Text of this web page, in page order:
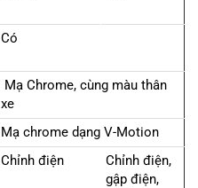
Có
Mạ Chrome, cùng màu thân
xe
Mạ chrome dạng V-Motion
Chỉnh điện
Chỉnh điện,
gập điện,